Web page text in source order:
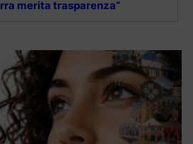
merita trasparenza”